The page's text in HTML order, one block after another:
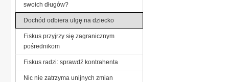
swoich długów?
Dochód odbiera ulgę na dziecko
Fiskus przyjrzy się zagranicznym
pośrednikom
Fiskus radzi: sprawdź kontrahenta
Nic nie zatrzyma unijnych zmian